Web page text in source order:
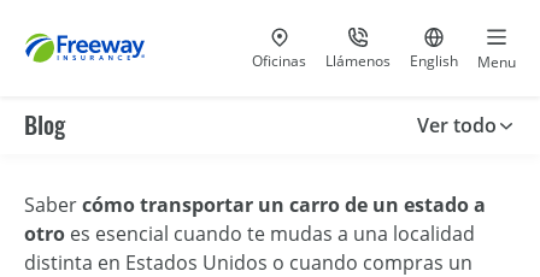
Visita nuestras
Oficinas Llámenos
al 800-441-5533
Ir al sitio
English Menu
Blog Ver todo
Sabercómo transportar un carro de un estado a
otro es esencial cuando te mudas a una localidad
distinta en Estados Unidos o cuando compras un